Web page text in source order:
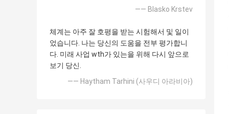
—— Blasko Krstev
체계는 아주 잘 호평을 받는 시험해서 및 일이
었습니다. 나는 당신의 도움을 전부 평가합니
다. 미래 사업 wth가 있는을 위해 다시 앞으로
보기 당신.
—— Haytham Tarhini (사우디 아라비아)